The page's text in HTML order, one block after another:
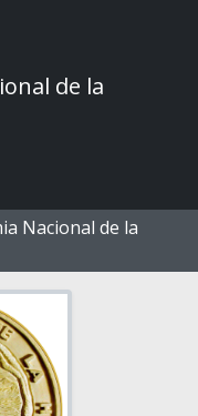
de la
Nacional de la